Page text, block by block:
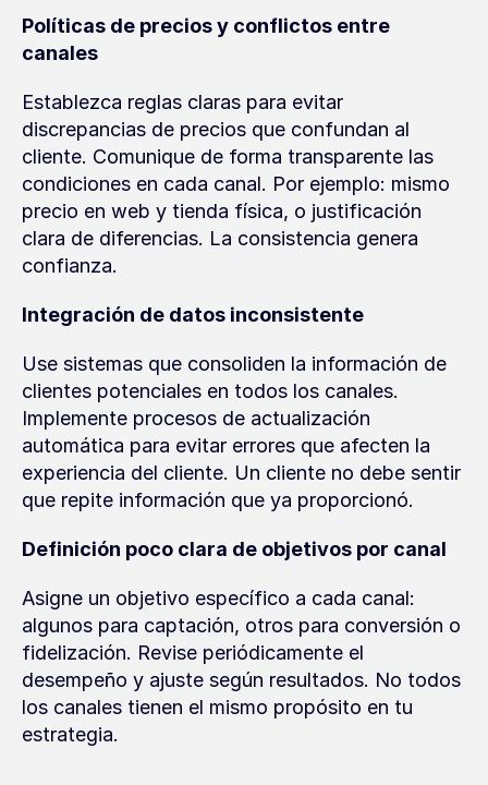
Políticas de precios y conflictos entre
canales
Establezca reglas claras para evitar
discrepancias de precios que confundan al
cliente. Comunique de forma transparente las
condiciones en cada canal. Por ejemplo: mismo
precio en web y tienda física, o justificación
clara de diferencias. La consistencia genera
confianza.
Integración de datos inconsistente
Use sistemas que consoliden la información de
clientes potenciales en todos los canales.
Implemente procesos de actualización
automática para evitar errores que afecten la
experiencia del cliente. Un cliente no debe sentir
que repite información que ya proporcionó.
Definición poco clara de objetivos por canal
Asigne un objetivo específico a cada canal:
algunos para captación, otros para conversión o
fidelización. Revise periódicamente el
desempeño y ajuste según resultados. No todos
los canales tienen el mismo propósito en tu
estrategia.